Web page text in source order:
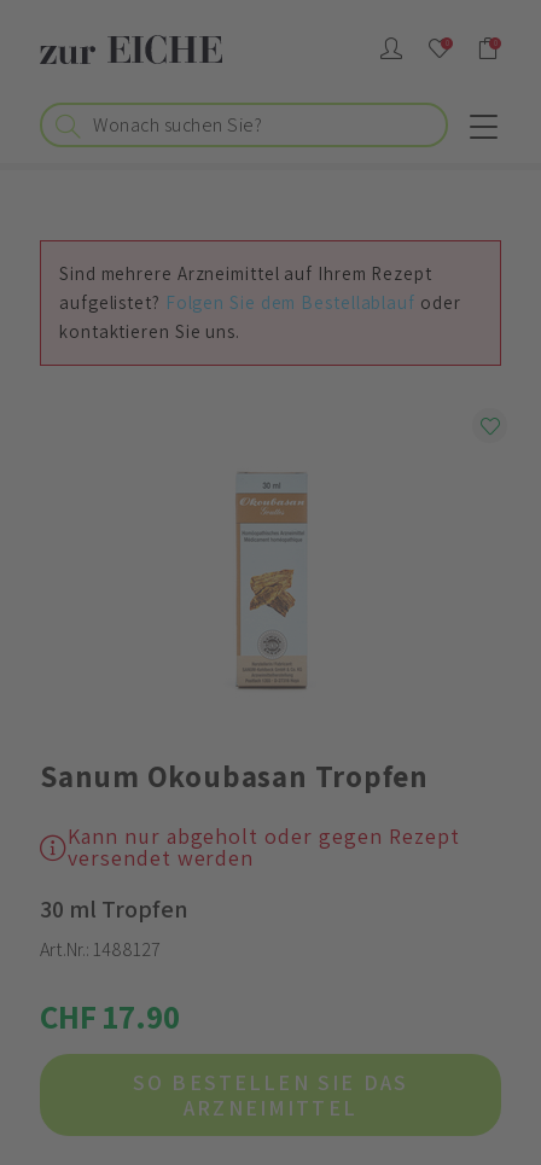
0 0
Sind mehrere Arzneimittel auf Ihrem Rezept
aufgelistet? Folgen Sie dem Bestellablauf oder
kontaktieren Sie uns.
Sanum Okoubasan Tropfen
Kann nur abgeholt oder gegen Rezept
versendet werden
30 ml Tropfen
Art.Nr.: 1488127
CHF 17.90
SO BESTELLEN SIE DAS
ARZNEIMITTEL